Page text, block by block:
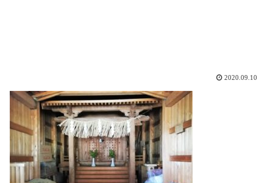
2020.09.10